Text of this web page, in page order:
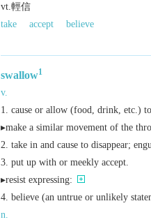
vt.輕信
take
accept
believe
swallow1
v.
cause or allow (food, drink, etc.)
▸make a similar movement of the
take in and cause to disappear;
put up with or meekly accept.
▸resist expressing:
believe (an untrue or unlikely
n.